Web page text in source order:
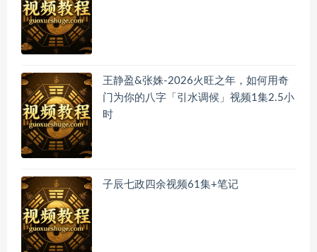
王静盈&张姝-2026火旺之年，如何用奇
门为你的八字「引水调候」视频1集2.5小
时
子辰七政四余视频61集+笔记